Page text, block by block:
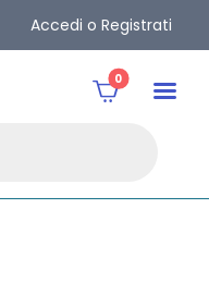
Accedi o Registrati
0